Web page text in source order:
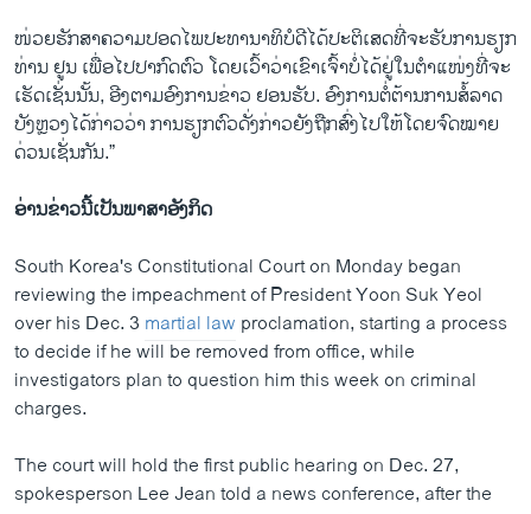
ໜ່ວຍ​ຮັກ​ສາ​ຄວາມ​ປອດ​ໄພ​ປະ​ທາ​ນາ​ທິ​ບໍ​ດີ​ໄດ້​ປະ​ຕິ​ເສດ​ທີ່​ຈະ​ຮັບ​ການ​ຮຽກ​
ທ່ານ ຢູນ ເພື່ອ​ໄປ​ປາ​ກົດ​ຕົວ ໂດຍ​ເວົ້າ​ວ່າ​ເຂົາ​ເຈົ້າ​ບໍ່​ໄດ້​ຢູ່​ໃນ​ຕຳ​ແໜ່ງ​ທີ່​ຈະ​
ເຮັດ​ເຊັ່ນ​ນັ້ນ, ອີງ​ຕາມ​ອົງ​ການ​ຂ່າວ ຢອ​ນ​ຮັບ. ອົງ​ການ​ຕໍ່​ຕ້ານ​ການ​ສໍ້​ລາດ​
ບັງຫຼວງ​ໄດ້​ກ່າວ​ວ່າ ການ​ຮຽກ​ຕົວ​ດັ່ງ​ກ່າວ​ຍັງ​ຖືກ​ສົ່ງ​ໄປ​ໃຫ້​ໂດຍ​ຈົດ​ໝາຍ​
ດ່ວນເຊັ່ນ​ກັນ.”
ອ່ານ​ຂ່າວນີ້​ເປັນ​ພາ​ສາ​ອັງ​ກິດ
South Korea's Constitutional Court on Monday began
reviewing the impeachment of President Yoon Suk Yeol
over his Dec. 3 martial law proclamation, starting a process
to decide if he will be removed from office, while
investigators plan to question him this week on criminal
charges.
The court will hold the first public hearing on Dec. 27,
spokesperson Lee Jean told a news conference, after the